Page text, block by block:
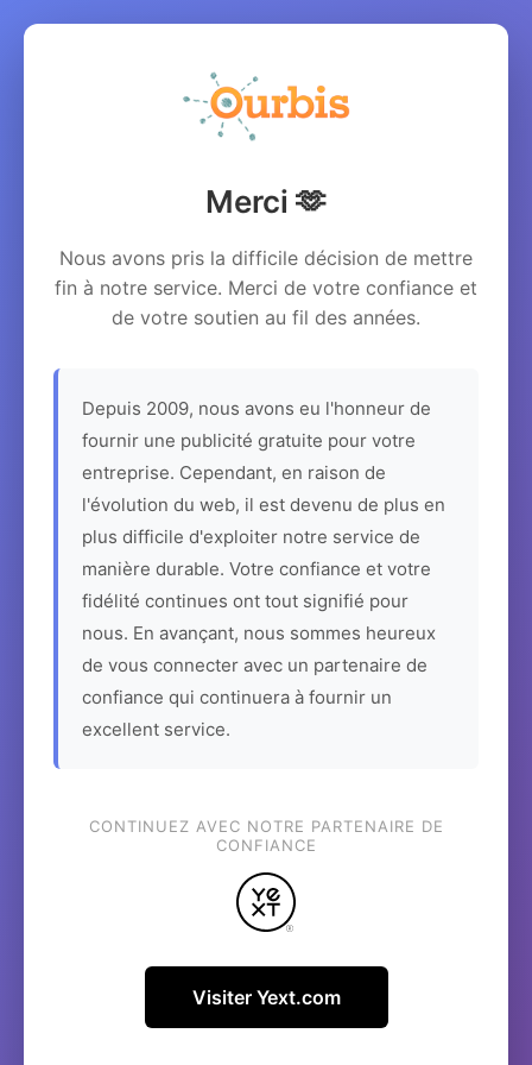
Merci 🫶
Nous avons pris la difficile décision de mettre
fin à notre service. Merci de votre confiance et
de votre soutien au fil des années.
Depuis 2009, nous avons eu l'honneur de
fournir une publicité gratuite pour votre
entreprise. Cependant, en raison de
l'évolution du web, il est devenu de plus en
plus difficile d'exploiter notre service de
manière durable. Votre confiance et votre
fidélité continues ont tout signifié pour
nous. En avançant, nous sommes heureux
de vous connecter avec un partenaire de
confiance qui continuera à fournir un
excellent service.
CONTINUEZ AVEC NOTRE PARTENAIRE DE
CONFIANCE
Visiter Yext.com